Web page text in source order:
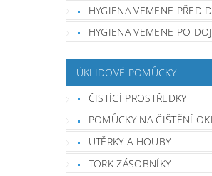
HYGIENA VEMENE PŘED
HYGIENA VEMENE PO
ÚKLIDOVÉ POMŮCKY
ČISTÍCÍ PROSTŘEDKY
POMŮCKY NA ČIŠTĚNÍ
UTĚRKY A HOUBY
TORK ZÁSOBNÍKY